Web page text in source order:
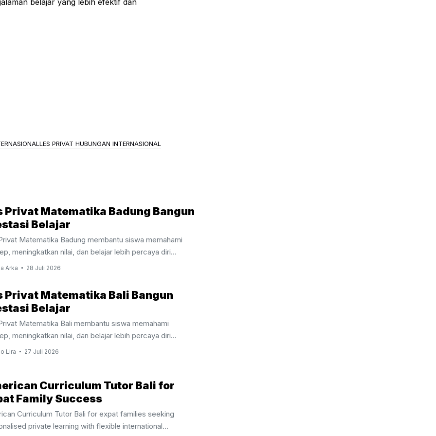
LES PRIVAT HUBUNGAN INTERNASIONAL
Privat Matematika Badung Bangun
Belajar
Matematika Badung membantu siswa memahami
meningkatkan nilai, dan belajar lebih percaya diri
tutor berpengalaman. Les Privat Matematika Badung
agar siswa mampu mengikuti materi dengan baik. Oleh
itu, Les Privat Matematika Badung membantu siswa
setiap topik melalui pembelajaran yang lebih terarah,
dan mudah dipahami sesuai kemampuan masing
Berbeda dengan pembelajaran di kelas yang harus
Arka 28 Juli 2026
Privat Matematika Bali Bangun
Belajar
Matematika Bali membantu siswa memahami
meningkatkan nilai, dan belajar lebih percaya diri
tutor berpengalaman. Les Privat Matematika Bali
Oleh karena itu, Les Privat Matematika Bali membantu
mempelajari setiap materi dengan pendekatan yang lebih
kemampuan siswa membuat proses belajar menjadi
sekaligus meningkatkan rasa percaya diri. Berbeda
Lira 27 Juli 2026
Curriculum Tutor Bali for
Family Success
Curriculum Tutor Bali for expat families seeking
private learning with flexible international